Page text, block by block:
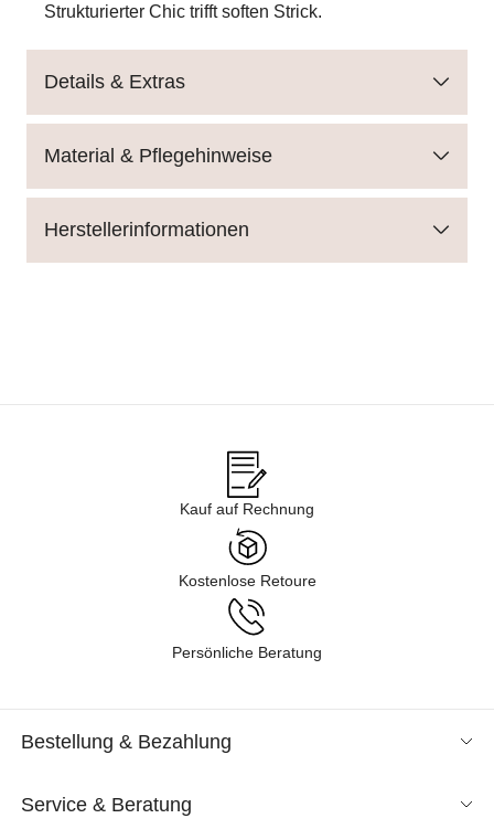
Strukturierter Chic trifft soften Strick.
Details & Extras
Material & Pflegehinweise
Herstellerinformationen
Kauf auf Rechnung
Kostenlose Retoure
Persönliche Beratung
Bestellung & Bezahlung
Service & Beratung